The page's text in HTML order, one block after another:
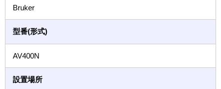
Bruker
型番(形式)
AV400N
設置場所